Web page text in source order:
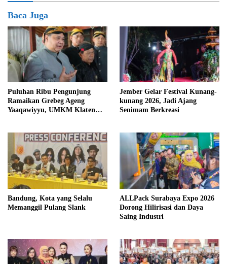
Baca Juga
Puluhan Ribu Pengunjung
Ramaikan Grebeg Ageng
Yaaqawiyyu, UMKM Klaten
Jember Gelar Festival Kunang-
kunang 2026, Jadi Ajang
Senimam Berkreasi
Bandung, Kota yang Selalu
Memanggil Pulang Slank
ALLPack Surabaya Expo 2026
Dorong Hilirisasi dan Daya
Saing Industri